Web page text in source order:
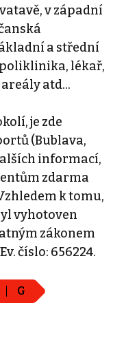
v západní
a střední
lékař,
atd...
je zde
(Bublava,
informací,
zdarma
k tomu,
vyhotoven
zákonem
číslo: 656224.
G